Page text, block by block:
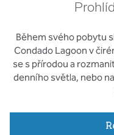
Během svého pobytu
Condado Lagoon v
se s přírodou a
denního světla, nebo